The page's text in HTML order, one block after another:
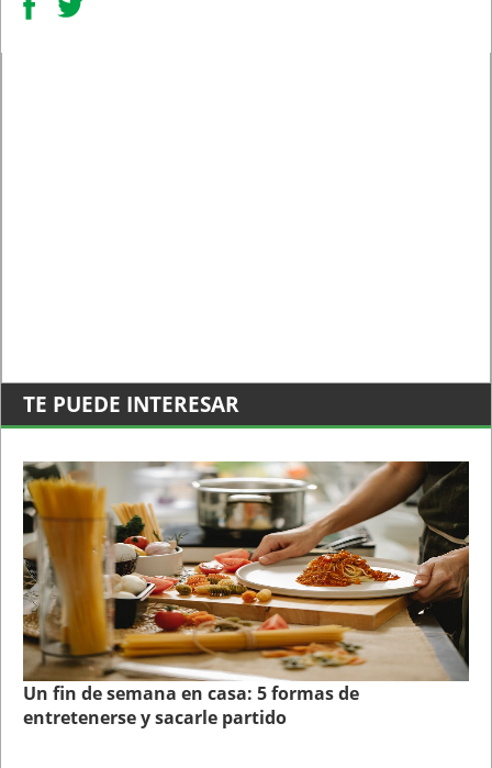
TE PUEDE INTERESAR
Un fin de semana en casa: 5 formas de
entretenerse y sacarle partido